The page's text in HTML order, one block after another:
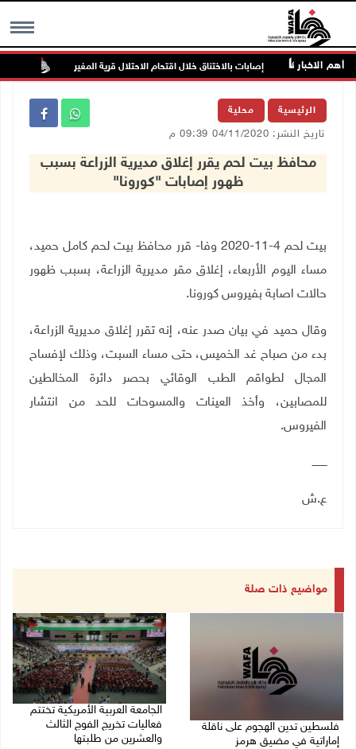
MENU أهم الاخبار إصابات بالاختناق خلال اقتحام الاحتلال قرية المغير
الرئيسية محلية
تاريخ النشر: 04/11/2020 09:39 م
محافظ بيت لحم يقرر إغلاق مديرية الزراعة بسبب
ظهور إصابات "كورونا"
بيت لحم 4-11-2020 وفا- قرر محافظ بيت لحم كامل حميد،
مساء اليوم الأربعاء، إغلاق مقر مديرية الزراعة، بسبب ظهور
حالات اصابة بفيروس كورونا.
وقال حميد في بيان صدر عنه، إنه تقرر إغلاق مديرية الزراعة،
بدء من صباح غد الخميس، حتى مساء السبت، وذلك لإفساح
المجال لطواقم الطب الوقائي بحصر دائرة المخالطين
للمصابين، وأخذ العينات والمسوحات للحد من انتشار
الفيروس.
ـــــــــ
ع.ش
مواضيع ذات صلة
فلسطين تدين الهجوم على ناقلة
إماراتية في مضيق هرمز
الجامعة العربية الأمريكية تختتم
فعاليات تخريج الفوج الثالث
والعشرين من طلبتها